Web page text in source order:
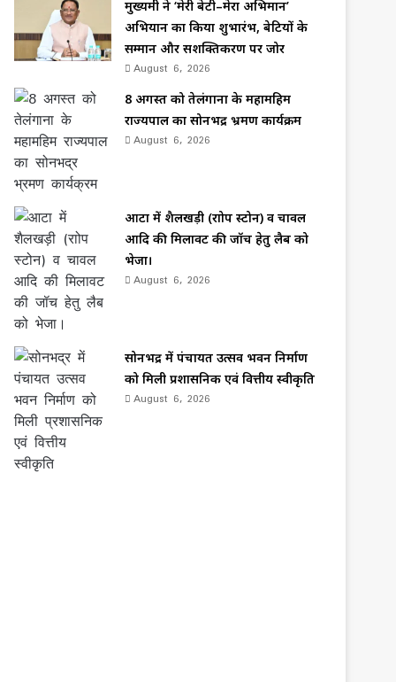
मुख्यमंत्री ने ‘मेरी बेटी–मेरा अभिमान’
अभियान का किया शुभारंभ, बेटियों के
सम्मान और सशक्तिकरण पर जोर
August 6, 2026
8 अगस्त को तेलंगाना के महामहिम
राज्यपाल का सोनभद्र भ्रमण कार्यक्रम
August 6, 2026
आटा में शैलखड़ी (राोप स्टोन) व चावल
आदि की मिलावट की जॉच हेतु लैब को
भेजा।
August 6, 2026
सोनभद्र में पंचायत उत्सव भवन निर्माण
को मिली प्रशासनिक एवं वित्तीय स्वीकृति
August 6, 2026